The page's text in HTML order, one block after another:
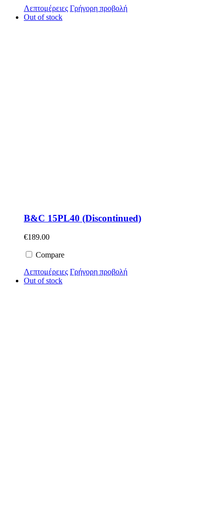
Λεπτομέρειες Γρήγορη προβολή
Out of stock
B&C 15PL40 (Discontinued)
€189.00
Compare
Λεπτομέρειες Γρήγορη προβολή
Out of stock